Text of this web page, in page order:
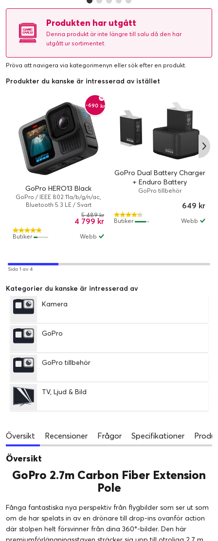
Produkten har utgått
Denna produkt är inte längre till salu då den har
utgått ur sortimentet.
Pröva att navigera via kategorimenyn eller sök efter en produkt.
Produkter du kanske är intresserad av istället
-690 kr
GoPro HERO13 Black
GoPro / IEEE 802.11a/b/g/n/ac,
Bluetooth 5.3 LE / Svart
4 799 kr
5 489 kr
Webb
Butiker
GoPro Dual Battery Charger
+ Enduro Battery
GoPro tillbehör
649 kr
Webb
Butiker
Sida 1 av 4
Kategorier du kanske är intresserad av
Kamera
GoPro
GoPro tillbehör
TV, Ljud & Bild
Översikt Recensioner Frågor Specifikationer
Översikt
GoPro 2.7m Carbon Fiber Extension
Pole
Fånga fantastiska nya perspektiv från flygbilder som ser ut som
om de har spelats in av en drönare till drop-ins ovanför action
där stolpen helt försvinner från dina 360°-bilder. Den här